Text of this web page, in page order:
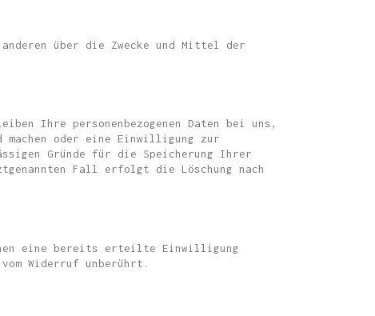
über die Zwecke und Mittel der
Ihre personenbezogenen Daten bei uns,
oder eine Einwilligung zur
Gründe für die Speicherung Ihrer
Fall erfolgt die Löschung nach
eine bereits erteilte Einwilligung
Widerruf unberührt.